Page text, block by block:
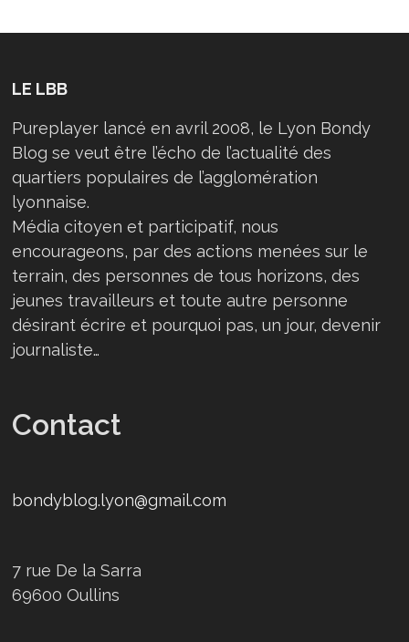
LE LBB
Pureplayer lancé en avril 2008, le Lyon Bondy
Blog se veut être l’écho de l’actualité des
quartiers populaires de l’agglomération
lyonnaise.
Média citoyen et participatif, nous
encourageons, par des actions menées sur le
terrain, des personnes de tous horizons, des
jeunes travailleurs et toute autre personne
désirant écrire et pourquoi pas, un jour, devenir
journaliste…
Contact
bondyblog.lyon@gmail.com
7 rue De la Sarra
69600 Oullins